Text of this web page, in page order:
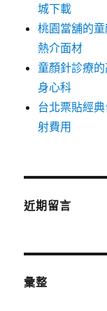
城下載
桃園當舖的
熱介面材
童顏針診療
身心科
台北票貼經
射費用
近期留言
彙整